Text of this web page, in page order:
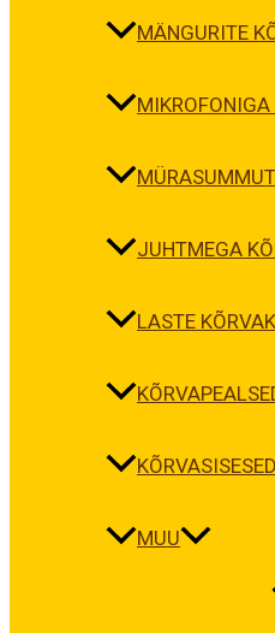
MÄNGURITE
JUHTMEGA
LASTE
MUU